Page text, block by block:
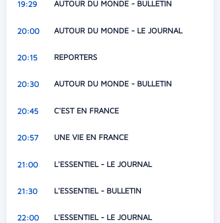
19:29 AUTOUR DU MONDE - BULLETIN
20:00 AUTOUR DU MONDE - LE JOURNAL
20:15 REPORTERS
20:30 AUTOUR DU MONDE - BULLETIN
20:45 C'EST EN FRANCE
20:57 UNE VIE EN FRANCE
21:00 L'ESSENTIEL - LE JOURNAL
21:30 L'ESSENTIEL - BULLETIN
22:00 L'ESSENTIEL - LE JOURNAL